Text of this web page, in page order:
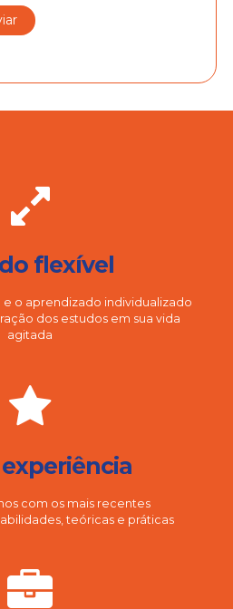
flexível
o aprendizado individualizado
dos estudos em sua vida
agitada
com os mais recentes
teóricas e práticas